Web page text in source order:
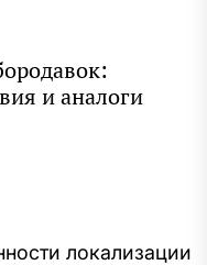
и аналоги
локализации